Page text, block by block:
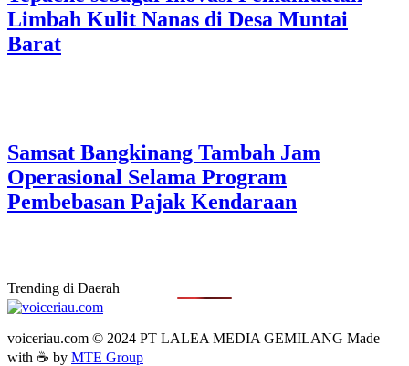
Limbah Kulit Nanas di Desa Muntai
Barat
Samsat Bangkinang Tambah Jam
Operasional Selama Program
Pembebasan Pajak Kendaraan
Trending di Daerah
voiceriau.com © 2024 PT LALEA MEDIA GEMILANG Made
with ☕ by MTE Group